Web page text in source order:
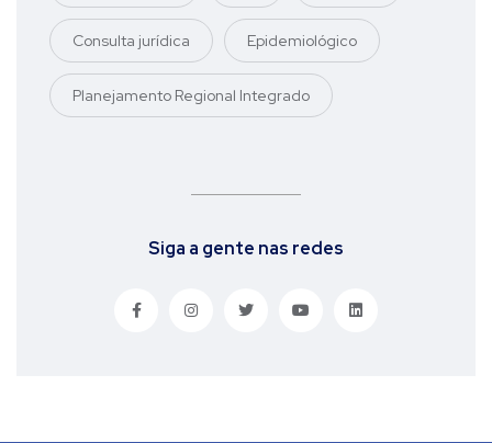
Consulta jurídica Epidemiológico
Planejamento Regional Integrado
Siga a gente nas redes